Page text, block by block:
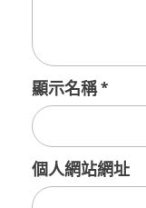
顯示名稱*
個人網站網址